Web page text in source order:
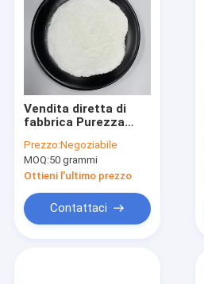
Vendita diretta di
fabbrica Purezza
CAS 53-84-9 Anti-
invecchiamento con
prezzo all'ingrosso
Prezzo:Negoziabile
MOQ:50 grammi
Ottieni l'ultimo prezzo
Contattaci